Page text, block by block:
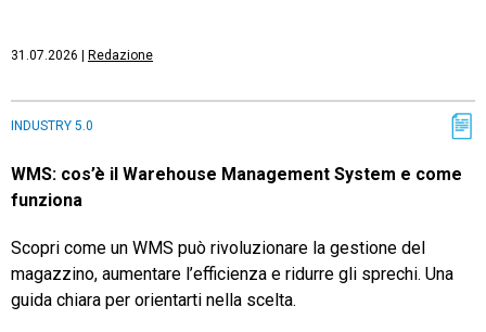
31.07.2026 Redazione
INDUSTRY 5.0
WMS: cos’è il Warehouse Management System e come
funziona
Scopri come un WMS può rivoluzionare la gestione del
magazzino, aumentare l’efficienza e ridurre gli sprechi. Una
guida chiara per orientarti nella scelta.